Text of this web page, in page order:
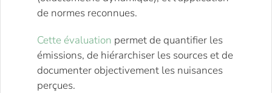
de normes reconnues.
Cette évaluation permet de quantifier les
émissions, de hiérarchiser les sources et de
documenter objectivement les nuisances
perçues.